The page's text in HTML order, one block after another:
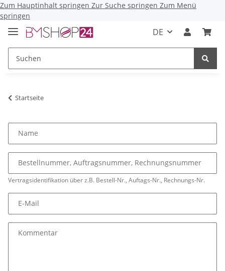
Zum Hauptinhalt springen Zur Suche springen Zum Menü
springen
DE
Startseite
Name
Vertragsidentifikation über z.B. Bestell-Nr., Auftags-Nr., Rechnungs-Nr.
Bestellnummer, Auftragsnummer, Rechnungsnummer
E-Mail
Kommentar